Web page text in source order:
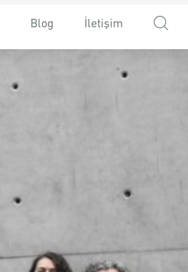
Blog İletişim